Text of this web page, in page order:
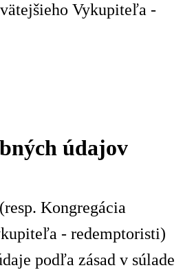
Vykupiteľa -
údajov
Kongregácia
- redemptoristi)
podľa zásad v súlade